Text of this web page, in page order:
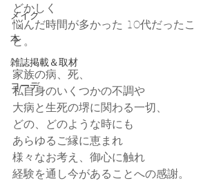
メイク
本
雑誌掲載＆取材
コーデ
どかしく
悩んだ時間が多かった 10代だったこ
と。
家族の病、死、
私自身のいくつかの不調や
大病と生死の堺に関わる一切、
どの、どのような時にも
あらゆるご縁に恵まれ
様々なお考え、御心に触れ
経験を通し今があることへの感謝。